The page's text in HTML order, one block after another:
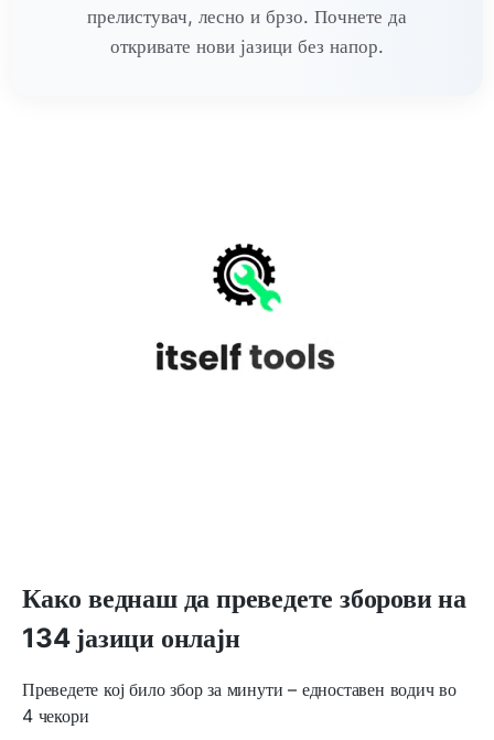
прелистувач, лесно и брзо. Почнете да
откривате нови јазици без напор.
Како веднаш да преведете зборови на
134 јазици онлајн
Преведете кој било збор за минути – едноставен водич во
4 чекори